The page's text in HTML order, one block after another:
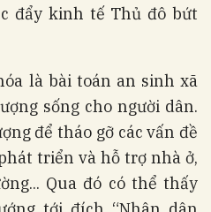
đẩy kinh tế Thủ đô bứt
là bài toán an sinh xã
sống cho người dân.
để tháo gỡ các vấn đề
triển và hỗ trợ nhà ở,
Qua đó có thể thấy